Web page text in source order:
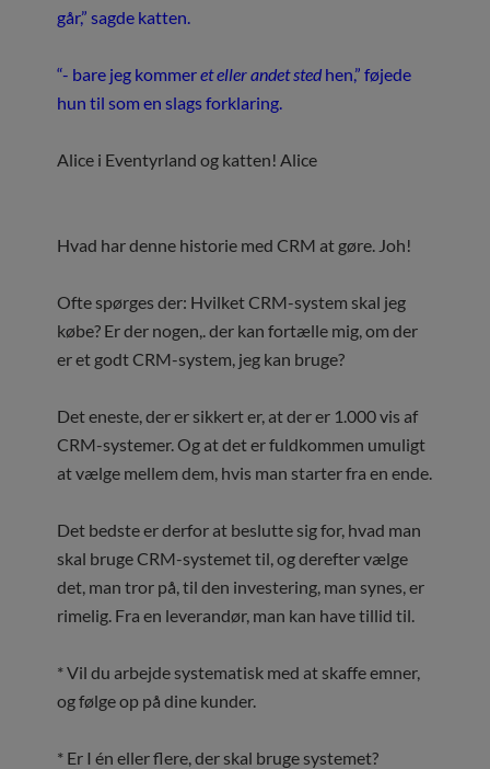
går,” sagde katten.
“- bare jeg kommeret eller andet sted hen,” føjede
hun til som en slags forklaring.
Alice i Eventyrland og katten! Alice
Hvad har denne historie med CRM at gøre. Joh!
Ofte spørges der: Hvilket CRM-system skal jeg
købe? Er der nogen,. der kan fortælle mig, om der
er et godt CRM-system, jeg kan bruge?
Det eneste, der er sikkert er, at der er 1.000 vis af
CRM-systemer. Og at det er fuldkommen umuligt
at vælge mellem dem, hvis man starter fra en ende.
Det bedste er derfor at beslutte sig for, hvad man
skal bruge CRM-systemet til, og derefter vælge
det, man tror på, til den investering, man synes, er
rimelig. Fra en leverandør, man kan have tillid til.
* Vil du arbejde systematisk med at skaffe emner,
og følge op på dine kunder.
* Er I én eller flere, der skal bruge systemet?